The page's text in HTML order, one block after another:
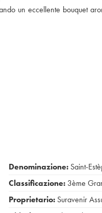
un eccellente bouquet
Denominazione: Saint-
Classificazione: 3ème
Proprietario: Suravenir